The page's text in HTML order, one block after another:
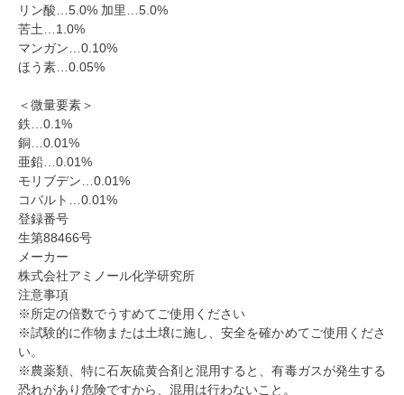
リン酸…5.0% 加里…5.0%
苦土…1.0%
マンガン…0.10%
ほう素…0.05%
＜微量要素＞
鉄…0.1%
銅…0.01%
亜鉛…0.01%
モリブデン…0.01%
コバルト…0.01%
登録番号
生第88466号
メーカー
株式会社アミノール化学研究所
注意事項
※所定の倍数でうすめてご使用ください
※試験的に作物または土壌に施し、安全を確かめてご使用くださ
い。
※農薬類、特に石灰硫黄合剤と混用すると、有毒ガスが発生する
恐れがあり危険ですから、混用は行わないこと。